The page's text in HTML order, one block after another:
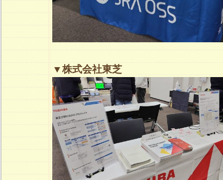
▼株式会社東芝